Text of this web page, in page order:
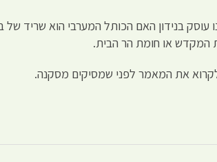
עוסק בנידון האם הכותל המערבי הוא שריד
המקדש או חומת הר הבית.
לקרוא את המאמר לפני שמסיקים מסקנה.